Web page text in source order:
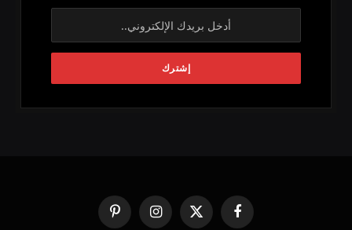
فيسبوك
X
الانستغرامبينتيريست